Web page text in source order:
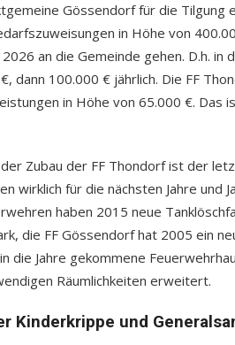
Gössendorf für die Tilgung
in Höhe von
an die Gemeinde gehen. D.h. in
dann 100.000 € jährlich. Die FF
in Höhe von 65.000 €. Das
der Zubau der FF Thondorf ist der
wirklich für die nächsten Jahre und
haben 2015 neue
die FF Gössendorf hat 2005 ein
die Jahre gekommene
Räumlichkeiten erweitert.
Kinderkrippe und